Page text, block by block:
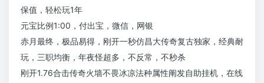
保值，轻松玩1年
元宝比例1:00，付出宝，微信，网银
赤月最终，极品易得，刚开一秒仿昌大传奇复古独家，经典耐
玩，三职均衡，年夜怪超多，不反常，不秒杀
刚开1.76合击传奇火墙不畏冰凉法种属性阐发自助挂机，在线